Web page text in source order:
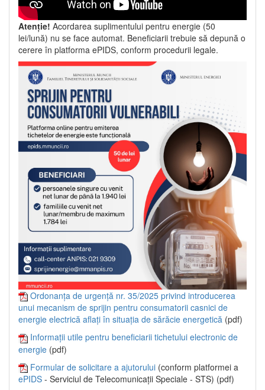
Atenție! Acordarea suplimentului pentru energie (50
lei/lună) nu se face automat. Beneficiarii trebuie să depună o
cerere în platforma ePIDS, conform procedurii legale.
Ordonanța de urgență nr. 35/2025 privind introducerea
unui mecanism de sprijin pentru consumatorii casnici de
energie electrică aflați în situația de sărăcie energetică (pdf)
Informații utile pentru beneficiarii tichetului electronic de
energie (pdf)
Formular de solicitare a ajutorului (conform platformei a
ePIDS - Serviciul de Telecomunicații Speciale - STS) (pdf)